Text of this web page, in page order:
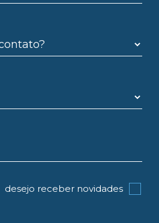
desejo receber novidades